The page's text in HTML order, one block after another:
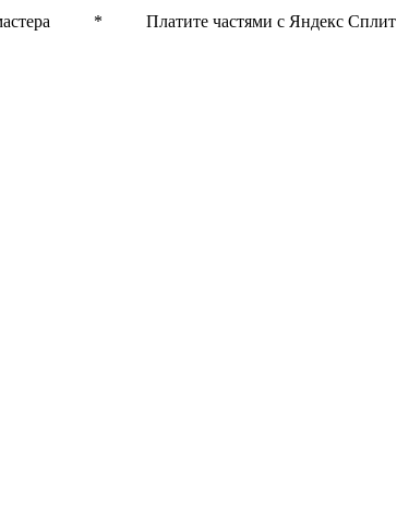
мастера * Платите частями с Яндекс Сплит